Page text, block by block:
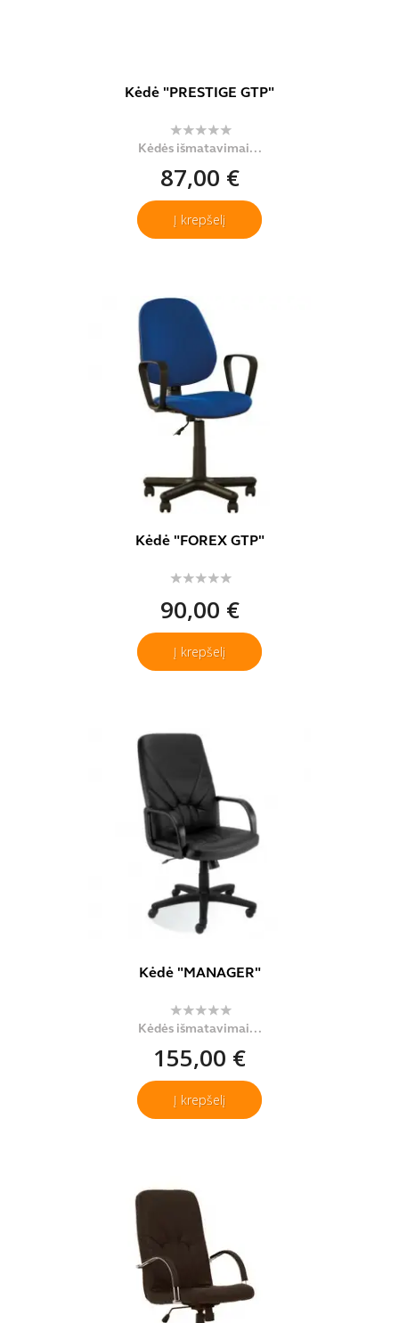
Kėdė "PRESTIGE GTP"
Kėdės išmatavimai...
87,00 €
Į krepšelį
Kėdė "FOREX GTP"
90,00 €
Į krepšelį
Kėdė "MANAGER"
Kėdės išmatavimai...
155,00 €
Į krepšelį